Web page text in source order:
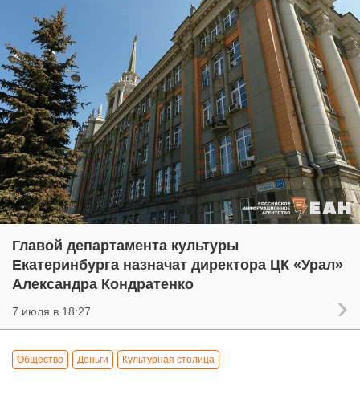
Главой департамента культуры
Екатеринбурга назначат директора ЦК «Урал»
Александра Кондратенко
7 июля в 18:27
Общество Деньги Культурная столица